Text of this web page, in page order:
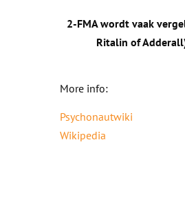
2-FMA wordt vaak
Ritalin of
More info:
Psychonautwiki
Wikipedia